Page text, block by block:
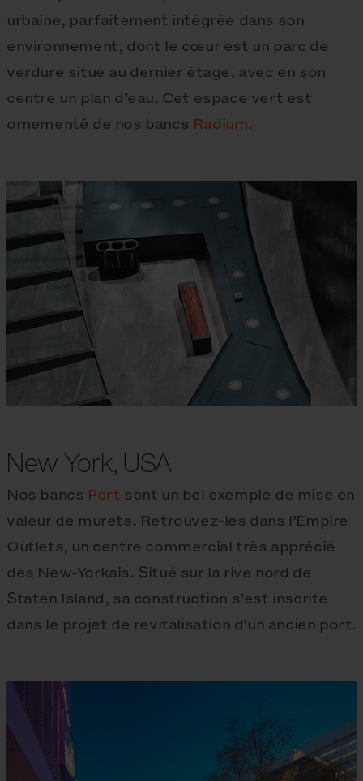
urbaine, parfaitement intégrée dans son
environnement, dont le cœur est un parc de
verdure situé au dernier étage, avec en son
centre un plan d’eau. Cet espace vert est
ornementé de nos bancs Radium.
New York, USA
Nos bancs Port sont un bel exemple de mise en
valeur de murets. Retrouvez-les dans l’Empire
Outlets, un centre commercial très apprécié
des New-Yorkais. Situé sur la rive nord de
Staten Island, sa construction s’est inscrite
dans le projet de revitalisation d'un ancien port.